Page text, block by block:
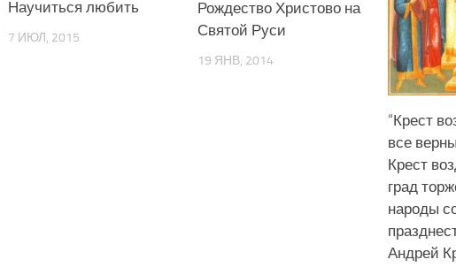
Научиться любить
7 ИЮЛ, 2015
Рождество Христово на
Святой Руси
19 ЯНВ, 2014
“Крест
все
Крест
град
народы
Андрей